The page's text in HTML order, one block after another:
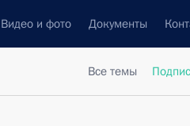
Видео и фото Документы
Все темы